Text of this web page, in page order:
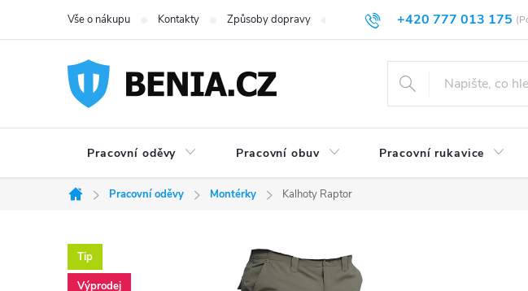
+420 777 013 175
Vše o nákupu Kontakty Způsoby dopravy Možnosti vrácení Velikostní tabulky
Pracovní oděvy Pracovní obuv Pracovní rukavice
Domů
Pracovní oděvy Montérky Kalhoty Raptor
Tip
Výprodej